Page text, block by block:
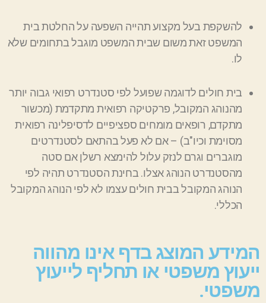
להשקפת בעל מקצוע תהייה השפעה על החלטת בית
המשפט זאת משום שבית המשפט מוגבל בתחומים שלא
לו.
בית חולים לדוגמה שפועל לפי סטנדרט רפואי גבוה יותר
מהנוהג המקובל, פרקטיקה רפואית מתקדמת (מכשור
מתקדם, רופאים מומחים ספציפייםלדסיפלינהרפואית
מסוימת וכיו"ב)–אם לא פעל בהתאם לסטנדרטים
מוגברים וגרם לנזק עלול להימצא רשלן אם סטה
מהסטנדרט הנוהג אצלו. בחינת הסטנדרט תהיה לפי
הנוהג המקובל בבית חולים עצמו לא לפי הנוהג המקובל
הכללי.
המידע המוצג בדף אינו מהווה
ייעוץ משפטי או תחליף לייעוץ
משפטי.